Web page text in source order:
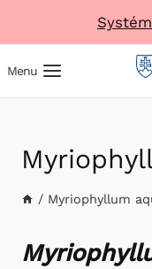
Menu
/ Myriophyllum